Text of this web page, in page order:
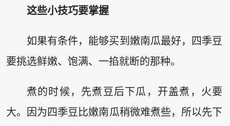
这些小技巧要掌握
如果有条件，能够买到嫩南瓜最好，四季豆
要挑选鲜嫩、饱满、一掐就断的那种。
煮的时候，先煮豆后下瓜，开盖煮，火要
大。因为四季豆比嫩南瓜稍微难煮些，所以先下